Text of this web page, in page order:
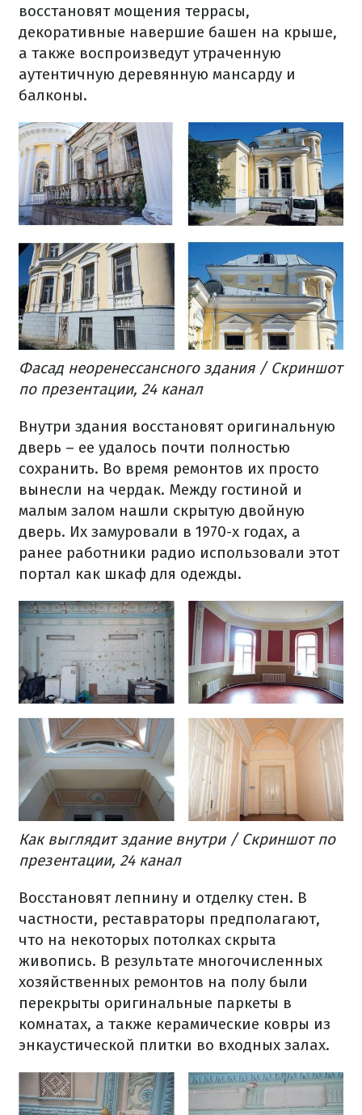
восстановят мощения террасы,
декоративные навершие башен на крыше,
а также воспроизведут утраченную
аутентичную деревянную мансарду и
балконы.
Фасад неоренессансного здания / Скриншот
по презентации, 24 канал
Внутри здания восстановят оригинальную
дверь – ее удалось почти полностью
сохранить. Во время ремонтов их просто
вынесли на чердак. Между гостиной и
малым залом нашли скрытую двойную
дверь. Их замуровали в 1970-х годах, а
ранее работники радио использовали этот
портал как шкаф для одежды.
Как выглядит здание внутри / Скриншот по
презентации, 24 канал
Восстановят лепнину и отделку стен. В
частности, реставраторы предполагают,
что на некоторых потолках скрыта
живопись. В результате многочисленных
хозяйственных ремонтов на полу были
перекрыты оригинальные паркеты в
комнатах, а также керамические ковры из
энкаустической плитки во входных залах.